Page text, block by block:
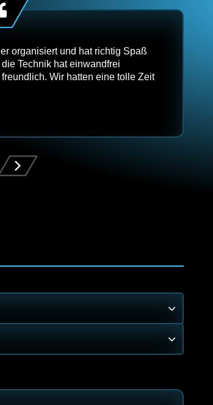
organisiert und hat richtig Spaß
Technik hat einwandfrei
Wir hatten eine tolle Zeit